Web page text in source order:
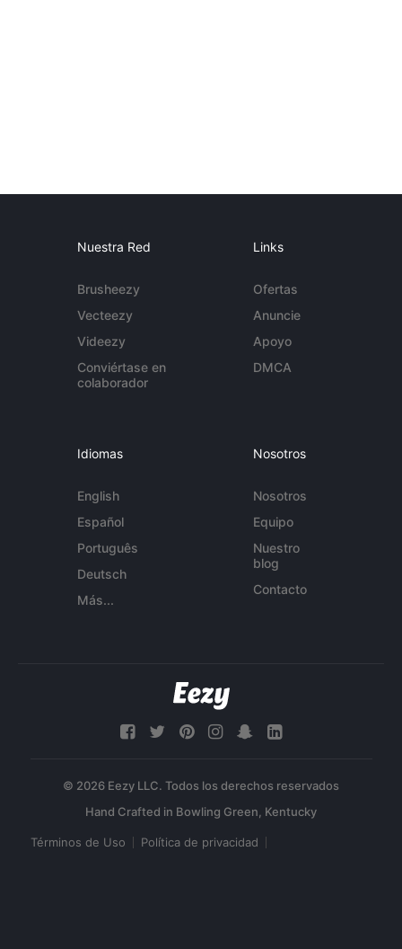
Nuestra Red
Brusheezy
Vecteezy
Videezy
Conviértase en
colaborador
Links
Ofertas
Anuncie
Apoyo
DMCA
Idiomas
English
Español
Português
Deutsch
Más...
Nosotros
Nosotros
Equipo
Nuestro
blog
Contacto
© 2026 Eezy LLC. Todos los derechos reservados
Términos de Uso Política de privacidad